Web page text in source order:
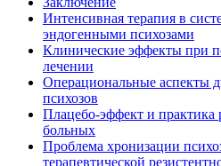
Интенсивная терапия в
эндогенными психозами
Клинические эффекты при
лечении
Операциональные аспекты
психозов
Плацебо-эффект и практика
больных
Проблема хронизации
терапевтической